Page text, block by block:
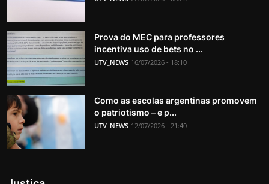
Prova do MEC para professores
incentiva uso de bets no ...
UTV_NEWS 16/07/2026 - 18:10
Como as escolas argentinas promovem
o patriotismo – e p...
UTV_NEWS 12/07/2026 - 21:40